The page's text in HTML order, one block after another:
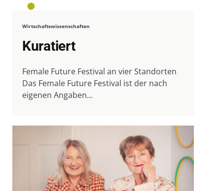
Wirtschaftswissenschaften
Kuratiert
Female Future Festival an vier Standorten
Das Female Future Festival ist der nach
eigenen Angaben...